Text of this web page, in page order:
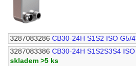
3287083286 CB30-24H S1S2 ISO G5/
3287083386 CB30-24H S1S2S3S4
skladem >5 ks